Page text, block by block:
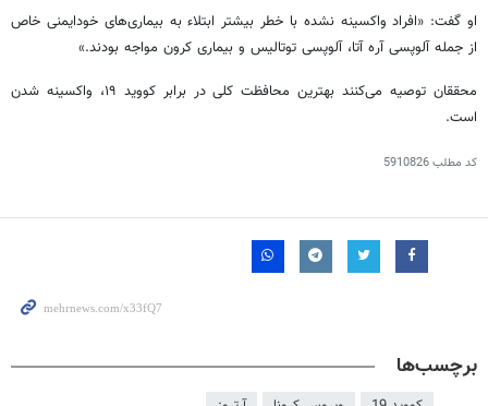
او گفت: «افراد واکسینه نشده با خطر بیشتر ابتلاءبه بیماری‌هایخودایمنی خاص
از جملهآلوپسی آرهآتا،آلوپسی توتالیس و بیماری کرون مواجه بودند.»
محققان توصیه می‌کنند بهترین محافظت کلی در برابر کووید ۱۹، واکسینه شدن
است.
کد مطلب5910826
برچسب‌ها